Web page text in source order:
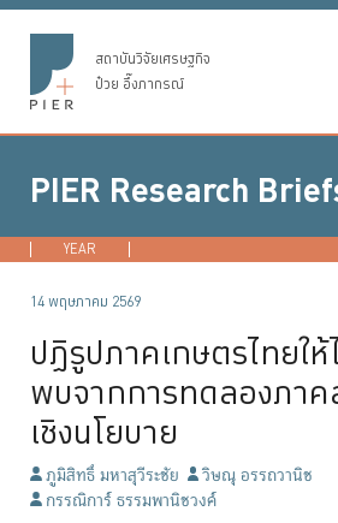
สถาบันวิจัยเศรษฐกิจ
ป๋วย อึ๊งภากรณ์
PIER Research
YEAR
14 พฤษภาคม 2569
ปฏิรูปภาคเกษตรไทยใ
พบจากการทดลองภาค
เชิงนโยบาย
ภูมิสิทธิ์ มหาสุวีระชัย
วิษณุ อรรถวานิช
กรรณิการ์ ธรรมพานิชวงค์